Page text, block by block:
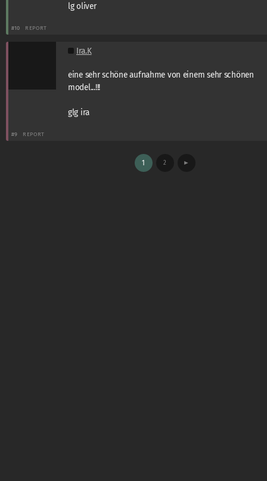
lg oliver
#10 REPORT
Ira.K
eine sehr schöne aufnahme von einem sehr schönen
model...!!!
glg ira
#9 REPORT
1 2 ►